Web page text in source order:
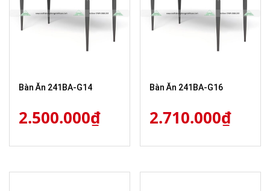
Bàn Ăn 241BA-G14
2.500.000₫
Bàn Ăn 241BA-G16
2.710.000₫